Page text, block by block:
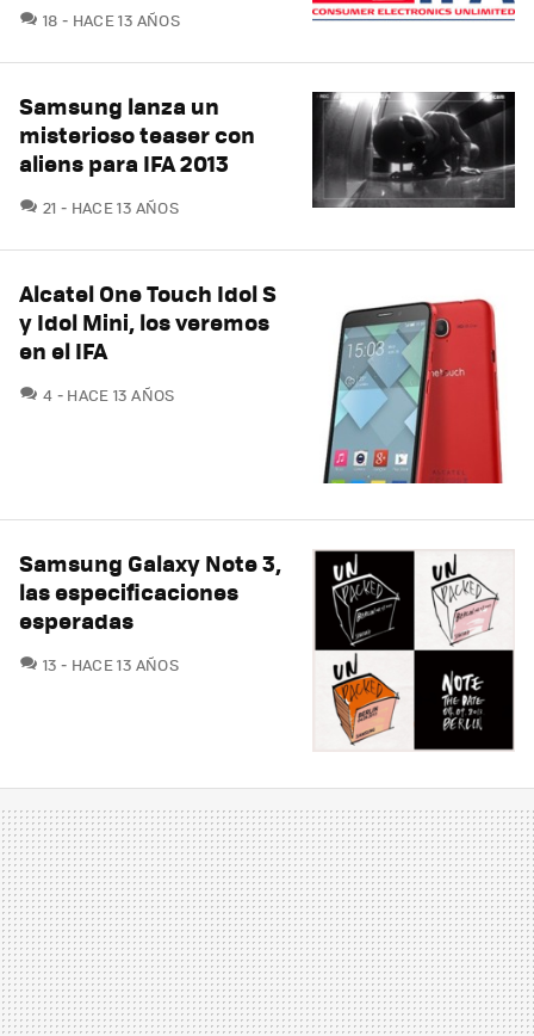
18 COMENTARIOS
HACE 13 AÑOS
Samsung lanza un
misterioso teaser con
aliens para IFA 2013
21 COMENTARIOS
HACE 13 AÑOS
Alcatel One Touch Idol S
y Idol Mini, los veremos
en el IFA
4 COMENTARIOS
HACE 13 AÑOS
Samsung Galaxy Note 3,
las especificaciones
esperadas
13 COMENTARIOS
HACE 13 AÑOS